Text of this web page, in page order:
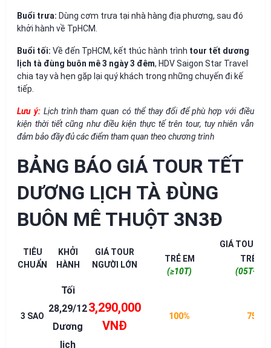
Buổi trưa: Dùng cơm trưa tại nhà hàng địa phương, sau đó
khởi hành về TpHCM.
Buổi tối: Về đến TpHCM, kết thúc hành trình tour tết dương
lịch tà đùng buôn mê 3 ngày 3 đêm, HDV Saigon Star Travel
chia tay và hẹn gặp lại quý khách trong những chuyến đi kế
tiếp.
Lưu ý:Lịch trình tham quan có thể thay đổi để phù hợp với điều
kiện thời tiết cũng như điều kiện thực tế trên tour, tuy nhiên vẫn
đảm bảo đầy đủ các điểm tham quan theo chương trình
BẢNG BÁO GIÁ TOUR TẾT
DƯƠNG LỊCH TÀ ĐÙNG
BUÔN MÊ THUỘT 3N3Đ
TIÊU
CHUẨN
KHỞI
HÀNH
GIÁ TOUR
NGƯỜI LỚN
GIÁ TOUR
TRẺ EM
(≥10T)
TRẺ EM
3 SAO
Tối
28,29/12
Dương
lịch
3,290,000
VNĐ
100% 75%